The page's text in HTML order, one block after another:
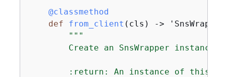
    @classmethod
def
from_client ( cls ) ->
"""
Create an SnsWrapper instance
:return: An instance of this